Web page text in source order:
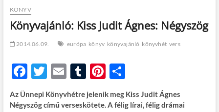
t
KÖNYV
Könyvajánló: Kiss Judit Ágnes: Négyszög
2014.06.09. európa könyv könyvajánló könyvhét vers
F
e
T
w
itt
E
m
ail
T
u
m
Pi
nt
er
O
ss
za
Az Ünnepi Könyvhétre jelenik meg Kiss Judit Ágnes
Négyszög című verseskötete. A félig lírai, félig drámai